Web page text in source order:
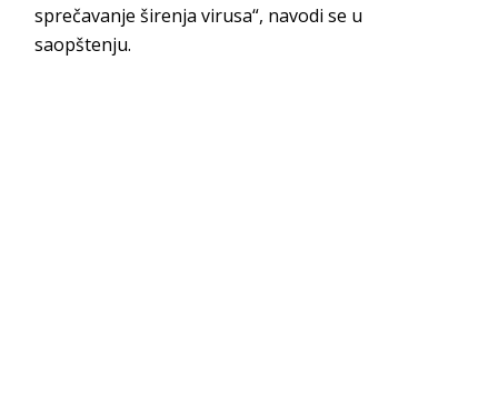
sprečavanje širenja virusa“, navodi se u
saopštenju.